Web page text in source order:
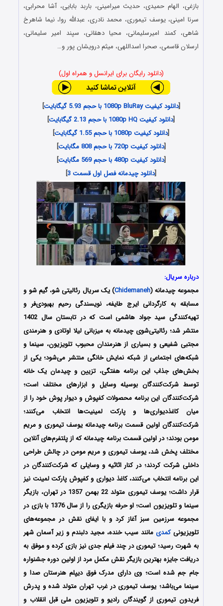
بازغی، الهام حمیدی، حدیث میرامینی، باربد بابایی، آشا محرابی،
سرنا امینی، یوسف تیموری، محمد نادری، عبدالله روا، نیما شاهرخ
شاهی، کمند امیرسلیمانی، محیا دهقانی، سپند امیر سلیمانی،
ارسلان قاسمی، صحرا اسداللهی، میثم درویشان پور و…
(دانلود رایگان برای ایرانسل و همراه اول)
[دانلود کیفیت 1080p BluRay با حجم 5.93 گیگابایت
]
[دانلود کیفیت 1080p HQ با حجم 2.13 گیگابایت
]
[دانلود کیفیت 1080p با حجم 1.55 گیگابایت
]
[دانلود کیفیت 720p با حجم 808 مگابایت
]
[دانلود کیفیت 480p با حجم 569 مگابایت
]
[دانلود چیدمانه فصل اول قسمت 3 ]
درباره سریال:
مجموعه چیدمانه (Chidemaneh) یک سریال رئالیتی شو، گیم شو و
مسابقه به کارگردانی ایرج طایفه، نویسندگی رحیم بهبودی‌فر و
تهیه‌کنندگی سید جواد هاشمی است که در تابستان سال 1402
منتشر شد؛ رئالیتی‌شوی چیدمانه به میزبانی لیلا اوتادی و هنرمندی
مجتبی شفیعی و بسیاری از هنرمندان محبوب تلویزیون، سینما و
شبکه‌های اجتماعی از شبکه نمایش خانگی منتشر می‌شود؛ یکی از
بخش‌های جذاب این برنامه هفتگی، تزیین و چیدمان یک خانه
توسط شرکت‌کنندگان بوسیله وسایل و ابزارهای مختلف است؛
شرکت‌کنندگان این برنامه محصولات کفپوش و دیوار پوش خود را از
میان کاغذدیواری‌ها و پارکت لمینیت‌ها انتخاب می‌کنند؛
شرکت‌کنندگان اولین قسمت برنامه چیدمانه یوسف تیموری و مریم
مومن بودند؛ در اولین قسمت برنامه چیدمانه که از پلتفرم‌های آنلاین
مختلف پخش شد، یوسف تیموری و مریم مومن در چالش طراحی
داخلی شرکت کردند؛ در کنار اثاثیه و وسایلی که شرکت‌کنندگان در
این برنامه انتخاب می‌کنند، کاغذ دیواری و کفپوش پارکت لمینت نیز
قرار داشت؛ یوسف تیموری متولد 22 بهمن 1357 در تهران، بازیگر
سینما و تلویزیون است؛ او حرفه بازیگری را از سال 1376 با بازی در
مجموعه سرزمین سبز آغاز کرد و با ایفای نقش در مجموعه‌های
تلویزیونیکمدی مانند سیب خنده، مجید دلبندم و زیر آسمان شهر
به شهرت رسید؛ تیموری در چند فیلم جدی نیز بازی کرده و موفق به
دریافت جایزه بهترین بازیگر نقش مکمل مرد از اولین دوره جشنواره
جام جم شده‌ است؛ وی دارای مدرک فوق دیپلم هنرستان صدا و
سینما می‌باشد؛ یوسف تیموری در غرب تهران متولد شده و پدرش
فریدون تیموری از گویندگان رادیو و تلویزیون ملی قبل انقلاب و